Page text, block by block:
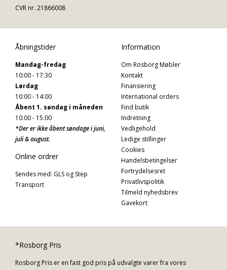
CVR nr. 21866008
Åbningstider
Mandag-fredag
10:00 - 17:30
Lørdag
10:00 - 14:00
Åbent 1. søndag i måneden
10:00 - 15:00
*Der er ikke åbent søndage i juni,
juli & august.
Online ordrer
Sendes med: GLS og Step
Transport
Information
Om Rosborg Møbler
Kontakt
Finansiering
International orders
Find butik
Indretning
Vedligehold
Ledige stillinger
Cookies
Handelsbetingelser
Fortrydelsesret
Privatlivspolitik
Tilmeld nyhedsbrev
Gavekort
*Rosborg Pris
Rosborg Pris er en fast god pris på udvalgte varer fra vores